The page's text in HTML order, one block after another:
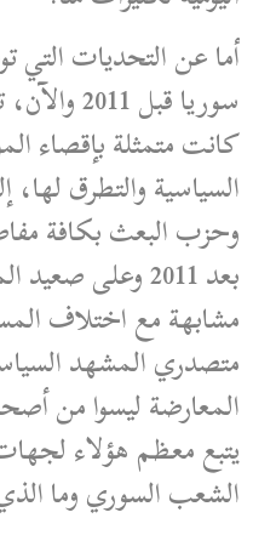
أما عن التحديات التي
كانت متمثلة بإقصاء
السياسية والتطرق
وحزب البعث بكافة
بعد 2011 وعلى
مشابهة مع اختلاف
متصدري المشهد
المعارضة ليسوا من
يتبع معظم هؤلاء لجهات
الشعب السوري وما